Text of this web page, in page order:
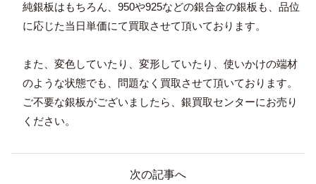
純銀板はもちろん、950や925などの銀合金の銀板も、品位
に応じた当日単価にて買取させて頂いております。
また、変色していたり、変形していたり、使いかけの端材
のような状態でも、問題なく買取させて頂いております。
ご不要な銀板がございましたら、銀買取センターにお売り
ください。
次の記事へ